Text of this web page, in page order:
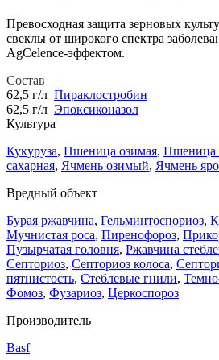
Превосходная защита зерновых
свеклы от широкого спектра
AgCelence-эффектом.
Состав
62,5 г/л Пираклостробин
62,5 г/л Эпоксиконазол
Культура
Кукуруза, Пшеница озимая, Пшеница
сахарная, Ячмень озимый, Ячмень
Вредный объект
Бурая ржавчина, Гельминтоспориоз,
Мучнистая роса, Пиренофороз,
Пузырчатая головня, Ржавчина
Септориоз, Септориоз колоса,
пятнистость, Стеблевые гнили,
Фомоз, Фузариоз, Церкоспороз
Производитель
Basf